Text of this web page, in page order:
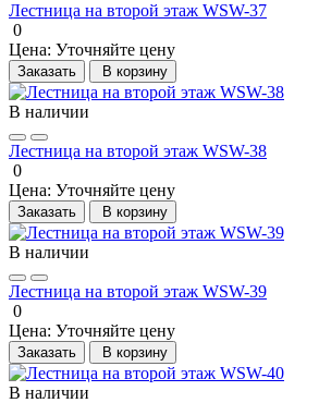
Лестница на второй этаж WSW-37
0
Цена: Уточняйте цену
Заказать В корзину
В наличии
Лестница на второй этаж WSW-38
0
Цена: Уточняйте цену
Заказать В корзину
В наличии
Лестница на второй этаж WSW-39
0
Цена: Уточняйте цену
Заказать В корзину
В наличии